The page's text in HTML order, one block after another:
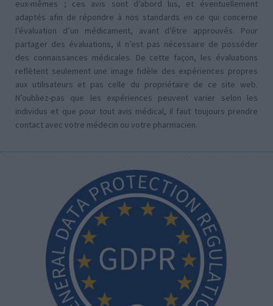
eux-mêmes ; ces avis sont d’abord lus, et éventuellement
adaptés afin de répondre à nos standards en ce qui concerne
l’évaluation d’un médicament, avant d’être approuvés. Pour
partager des évaluations, il n’est pas nécessaire de posséder
des connaissances médicales. De cette façon, les évaluations
reflètent seulement une image fidèle des expériences propres
aux utilisateurs et pas celle du propriétaire de ce site web.
N’oubliez-pas que les expériences peuvent varier selon les
individus et que pour tout avis médical, il faut toujours prendre
contact avec votre médecin ou votre pharmacien.